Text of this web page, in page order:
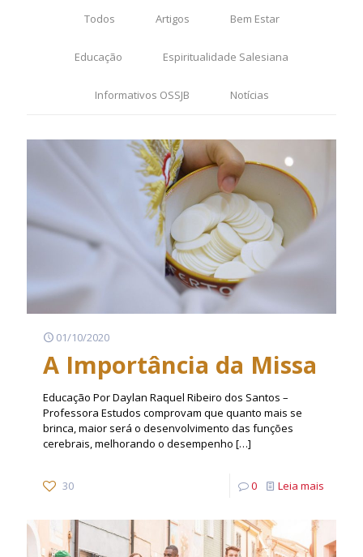
Todos Artigos Bem Estar
Educação Espiritualidade Salesiana
Informativos OSSJB Notícias
01/10/2020
A Importância da Missa
Educação Por Daylan Raquel Ribeiro dos Santos –
Professora Estudos comprovam que quanto mais se
brinca, maior será o desenvolvimento das funções
cerebrais, melhorando o desempenho […]
30 0 Leia mais